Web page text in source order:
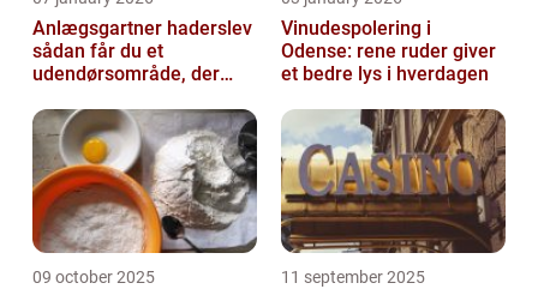
Anlægsgartner haderslev
sådan får du et
udendørsområde, der
Vinudespolering i
Odense: rene ruder giver
et bedre lys i hverdagen
09 october 2025 11 september 2025